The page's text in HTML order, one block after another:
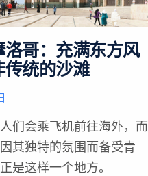
洛哥：充满东方风
传统的沙滩
们会乘飞机前往海外，而
其独特的氛围而备受青
是这样一个地方。